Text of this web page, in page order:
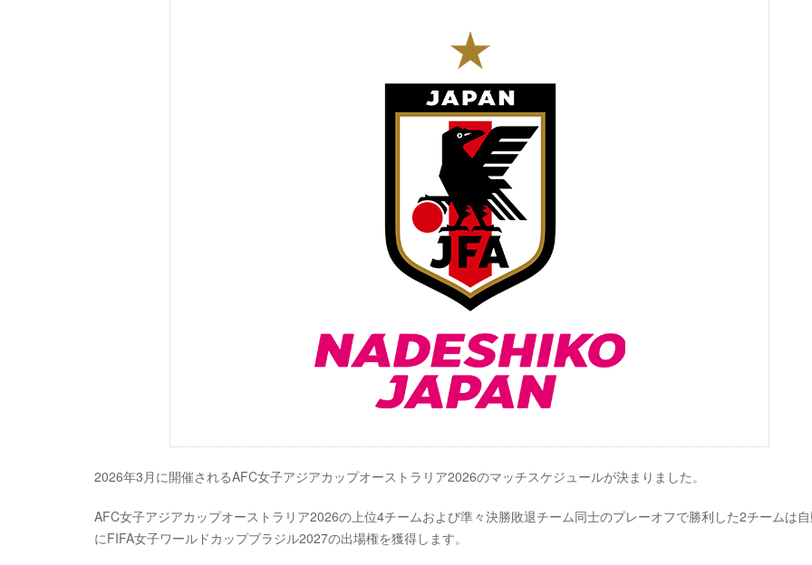
2026年3月に開催されるAFC女子アジアカップオーストラリア2026のマッチスケジュールが決まりました。
AFC女子アジアカップオーストラリア2026の上位4チームおよび準々決勝敗退チーム同士のプレーオフで勝利した2チームは
にFIFA女子ワールドカップブラジル2027の出場権を獲得します。